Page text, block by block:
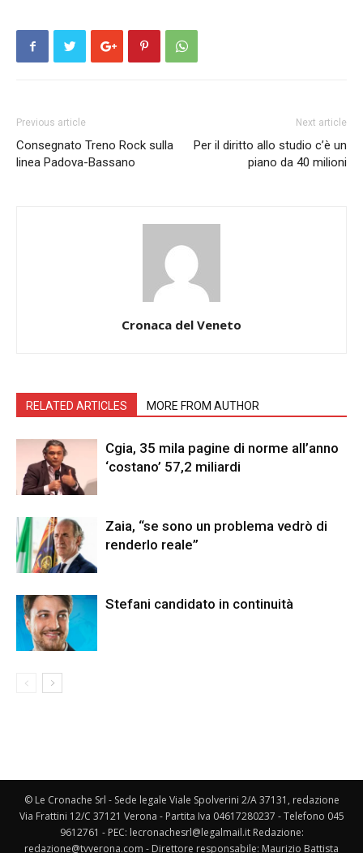
Previous article
Consegnato Treno Rock sulla
linea Padova-Bassano
Next article
Per il diritto allo studio c’è un
piano da 40 milioni
Cronaca del Veneto
RELATED ARTICLES MORE FROM AUTHOR
Cgia, 35 mila pagine di norme all’anno
‘costano’ 57,2 miliardi
Zaia, “se sono un problema vedrò di
renderlo reale”
Stefani candidato in continuità
© Le Cronache Srl - Sede legale Viale Spolverini 2/A 37131, redazione
Via Frattini 12/C 37121 Verona - Partita Iva 04617280237 - Telefono 045
9612761 - PEC: lecronachesrl@legalmail.it Redazione:
redazione@tvverona.com - Direttore responsabile: Maurizio Battista